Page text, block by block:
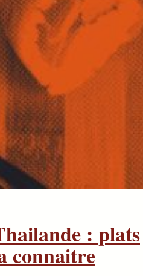
: plats
connaitre